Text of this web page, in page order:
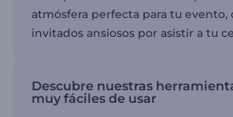
atmósfera perfecta para tu evento,
invitados ansiosos por asistir a tu
Descubre nuestras
muy fáciles de usar